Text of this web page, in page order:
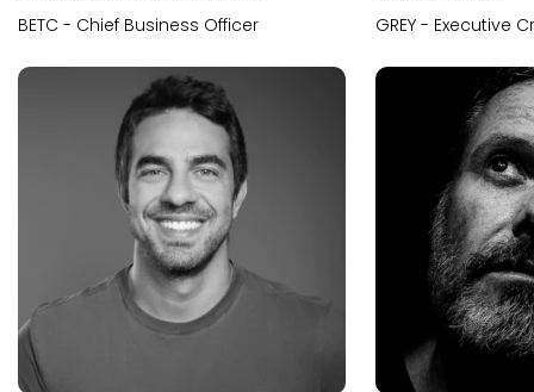
BETC - Chief Business Officer GREY - Executive